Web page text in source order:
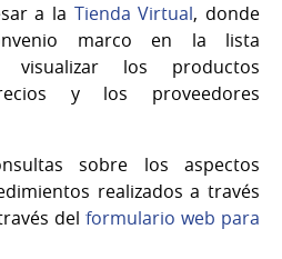
a la Tienda Virtual, donde
marco en la lista
visualizar los productos
y los proveedores
sobre los aspectos
realizados a través
del formulario web para